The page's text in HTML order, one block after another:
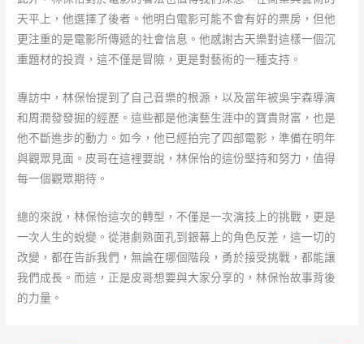
天平上，他選擇了後者。他明白電影可能不會有好的票房，但他
更注重的是電影所傳遞的社會信息。他感謝古天樂對這樣一個沉
重題材的投資，這不僅是冒險，更是對藝術的一種支持。
專訪中，林保怡提到了自己音樂的根源，以及當年被吳宇森導演
和周潤發發掘的經歷。這些都是他演藝生涯中的寶貴財富，也是
他不斷進步的動力。如今，他已經拍完了四部電影，準備在明年
與觀眾見面。皮哥在這裡要說，林保怡的這份堅持和努力，值得
每一個觀眾期待。
總的來說，林保怡這次的轉型，不僅是一次演技上的挑戰，更是
一次人生的蛻變。從港劇熟面孔到銀幕上的角色反差，這一切的
改變，都在告訴我們，無論在哪個階段，勇於接受挑戰，都能讓
我們成長。而這，正是皮哥想要與大家分享的，林保怡故事背後
的力量。